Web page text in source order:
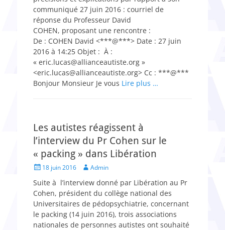
communiqué 27 juin 2016 : courriel de
réponse du Professeur David
COHEN, proposant une rencontre :
De : COHEN David <***@***> Date : 27 juin
2016 à 14:25 Objet : À :
« eric.lucas@allianceautiste.org »
<eric.lucas@allianceautiste.org> Cc : ***@***
Bonjour Monsieur Je vous Lire plus …
Les autistes réagissent à
l’interview du Pr Cohen sur le
« packing » dans Libération
Posted18 juin 2016 Author
Admin
Suite à l’interview donné par Libération au Pr
Cohen, président du collège national des
Universitaires de pédopsychiatrie, concernant
le packing (14 juin 2016), trois associations
nationales de personnes autistes ont souhaité